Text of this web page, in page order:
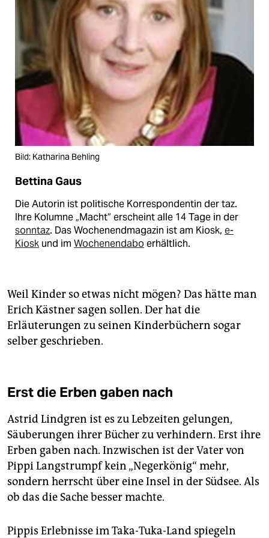
Bild: Katharina Behling
Bettina Gaus
Die Autorin ist politische Korrespondentin der taz.
Ihre Kolumne „Macht“ erscheint alle 14 Tage in der
sonntaz. Das Wochenendmagazin ist am Kiosk, e-
Kiosk und im Wochenendaboerhältlich.
Weil Kinder so etwas nicht mögen? Das hätte man
Erich Kästner sagen sollen. Der hat die
Erläuterungen zu seinen Kinderbüchern sogar
selber geschrieben.
Erst die Erben gaben nach
Astrid Lindgren ist es zu Lebzeiten gelungen,
Säuberungen ihrer Bücher zu verhindern. Erst ihre
Erben gaben nach. Inzwischen ist der Vater von
Pippi Langstrumpf kein „Negerkönig“ mehr,
sondern herrscht über eine Insel in der Südsee. Als
ob das die Sache besser machte.
Pippis Erlebnisse im Taka-Tuka-Land spiegeln